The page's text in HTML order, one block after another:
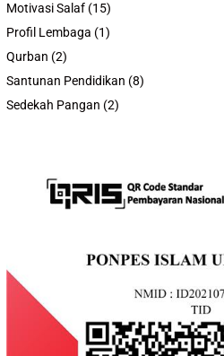
Motivasi Salaf (15)
Profil Lembaga (1)
Qurban (2)
Santunan Pendidikan (8)
Sedekah Pangan (2)